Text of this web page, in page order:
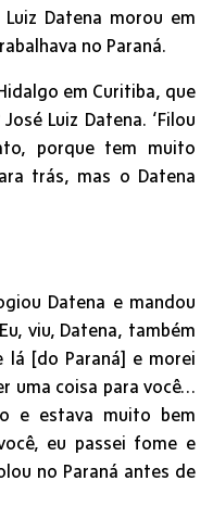
Datena morou em
no Paraná.
em Curitiba, que
Luiz Datena. ‘Filou
porque tem muito
trás, mas o Datena
Datena e mandou
viu, Datena, também
[do Paraná] e morei
uma coisa para você…
e estava muito bem
eu passei fome e
no Paraná antes de